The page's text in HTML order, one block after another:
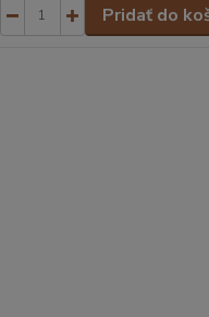
Pridať do